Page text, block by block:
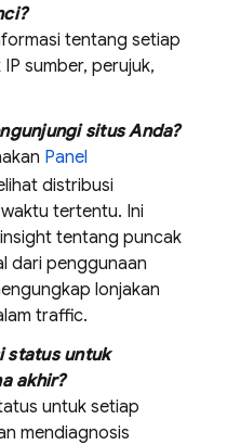
tentang setiap
sumber, perujuk,
situs Anda?
Panel
distribusi
tertentu. Ini
tentang puncak
dari penggunaan
lonjakan
traffic.
status untuk
akhir?
untuk setiap
mendiagnosis